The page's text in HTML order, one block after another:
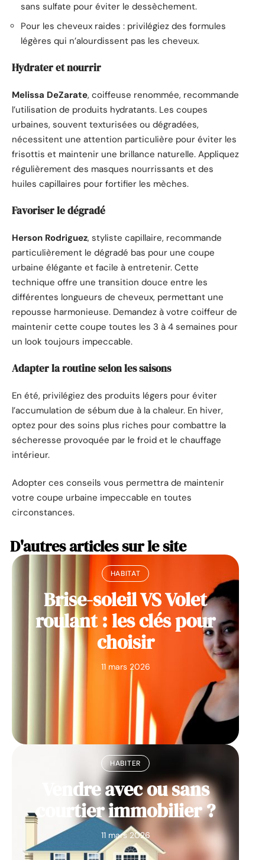
sans sulfate pour éviter le dessèchement.
Pour les cheveux raides : privilégiez des formules
légères qui n’alourdissent pas les cheveux.
Hydrater et nourrir
Melissa DeZarate, coiffeuse renommée, recommande
l’utilisation de produits hydratants. Les coupes
urbaines, souvent texturisées ou dégradées,
nécessitent une attention particulière pour éviter les
frisottis et maintenir une brillance naturelle. Appliquez
régulièrement des masques nourrissants et des
huiles capillaires pour fortifier les mèches.
Favoriser le dégradé
Herson Rodriguez, styliste capillaire, recommande
particulièrement le dégradé bas pour une coupe
urbaine élégante et facile à entretenir. Cette
technique offre une transition douce entre les
différentes longueurs de cheveux, permettant une
repousse harmonieuse. Demandez à votre coiffeur de
maintenir cette coupe toutes les 3 à 4 semaines pour
un look toujours impeccable.
Adapter la routine selon les saisons
En été, privilégiez des produits légers pour éviter
l’accumulation de sébum due à la chaleur. En hiver,
optez pour des soins plus riches pour combattre la
sécheresse provoquée par le froid et le chauffage
intérieur.
Adopter ces conseils vous permettra de maintenir
votre coupe urbaine impeccable en toutes
circonstances.
D'autres articles sur le site
HABITAT
Brise-soleil VS Volet
roulant : les clés pour
choisir
11 mars 2026
HABITER
Vendre avec ou sans
courtier immobilier ?
11 mars 2026